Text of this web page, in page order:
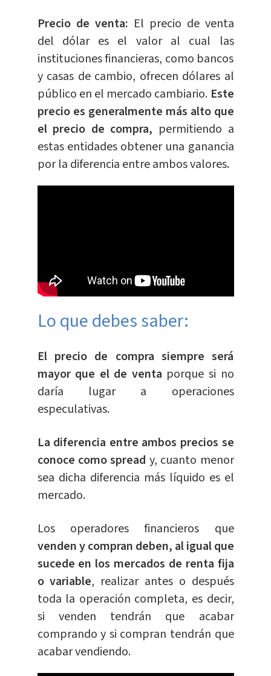
Precio de venta: El precio de venta
del dólar es el valor al cual las
instituciones financieras, como bancos
y casas de cambio, ofrecen dólares al
público en el mercado cambiario. Este
precio es generalmente más alto que
el precio de compra, permitiendo a
estas entidades obtener una ganancia
por la diferencia entre ambos valores.
Lo que debes saber:
El precio de compra siempre será
mayor que el de venta porque si no
daría lugar a operaciones
especulativas.
La diferencia entre ambos precios se
conoce como spread y, cuanto menor
sea dicha diferencia más líquido es el
mercado.
Los operadores financieros que
venden y compran deben, al igual que
sucede en los mercados de renta fija
o variable, realizar antes o después
toda la operación completa, es decir,
si venden tendrán que acabar
comprando y si compran tendrán que
acabar vendiendo.